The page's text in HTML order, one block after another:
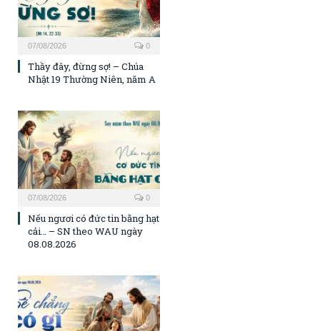
07/08/2026 0
Thầy đây, đừng sợ! – Chúa
Nhật 19 Thường Niên, năm A
07/08/2026 0
Nếu ngươi có đức tin bằng hạt
cải… – SN theo WAU ngày
08.08.2026